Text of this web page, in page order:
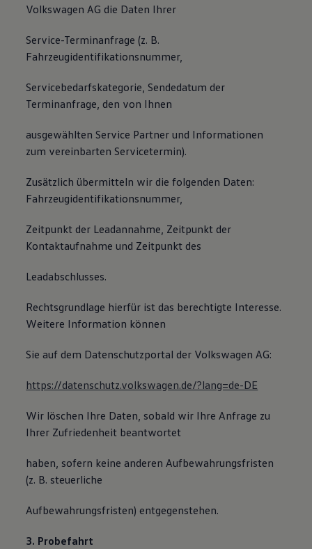
Volkswagen AG die Daten Ihrer
Service-Terminanfrage (z. B.
Fahrzeugidentifikationsnummer,
Servicebedarfskategorie, Sendedatum der
Terminanfrage, den von Ihnen
ausgewählten Service Partner und Informationen
zum vereinbarten Servicetermin).
Zusätzlich übermitteln wir die folgenden Daten:
Fahrzeugidentifikationsnummer,
Zeitpunkt der Leadannahme, Zeitpunkt der
Kontaktaufnahme und Zeitpunkt des
Leadabschlusses.
Rechtsgrundlage hierfür ist das berechtigte Interesse.
Weitere Information können
Sie auf dem Datenschutzportal der Volkswagen AG:
https://datenschutz.volkswagen.de/?lang=de-DE
Wir löschen Ihre Daten, sobald wir Ihre Anfrage zu
Ihrer Zufriedenheit beantwortet
haben, sofern keine anderen Aufbewahrungsfristen
(z. B. steuerliche
Aufbewahrungsfristen) entgegenstehen.
3. Probefahrt